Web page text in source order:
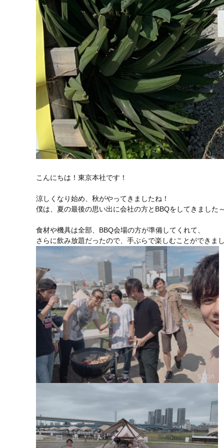
こんにちは！東京本社です！
涼しくなり始め、秋がやってきましたね！
僕は、夏の最後の思い出に会社の方とBBQをしてきました
食材や機具は全部、BBQ会場の方が準備してくれて、
さらに飲み放題だったので、手ぶらで楽しむことができま